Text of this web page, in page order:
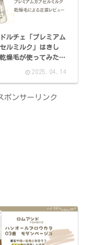
ルチェ「プレミアム
ルミルク」はきし
燥毛が使ってみた正
2025.04.14
ポンサーリンク